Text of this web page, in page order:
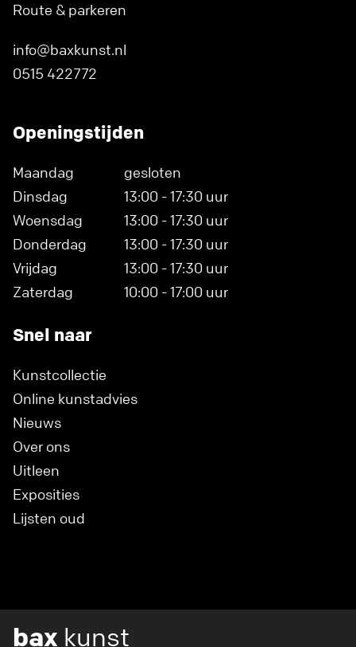
Route & parkeren
info@baxkunst.nl
0515 422772
Openingstijden
Maandag
gesloten
Dinsdag
13:00 - 17:30 uur
Woensdag
13:00 - 17:30 uur
Donderdag
13:00 - 17:30 uur
Vrijdag
13:00 - 17:30 uur
Zaterdag
10:00 - 17:00 uur
Snel naar
Kunstcollectie
Online kunstadvies
Nieuws
Over ons
Uitleen
Exposities
Lijsten oud
bax kunst